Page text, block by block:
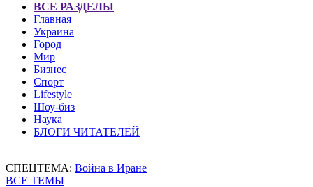
ВСЕ РАЗДЕЛЫ
Главная
Украина
Город
Мир
Бизнес
Спорт
Lifestyle
Шоу-биз
Наука
БЛОГИ ЧИТАТЕЛЕЙ
СПЕЦТЕМА: Война в Иране
ВСЕ ТЕМЫ